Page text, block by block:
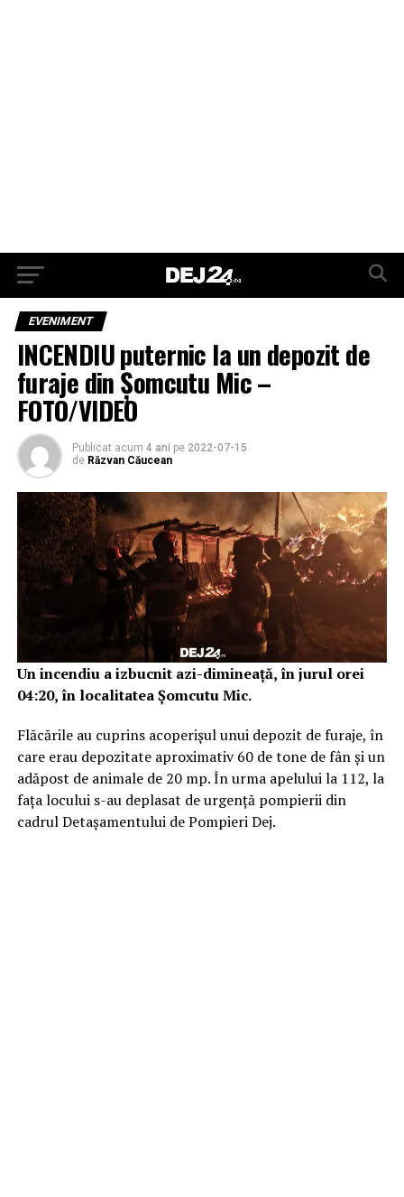
EVENIMENT
INCENDIU puternic la un depozit de
furaje din Șomcutu Mic –
FOTO/VIDEO
Publicat acum 4 ani pe 2022-07-15
de Răzvan Căucean
Un incendiu a izbucnit azi-dimineață, în jurul orei
04:20, în localitatea Șomcutu Mic.
Flăcările au cuprins acoperișul unui depozit de furaje, în
care erau depozitate aproximativ 60 de tone de fân și un
adăpost de animale de 20 mp. În urma apelului la 112, la
fața locului s-au deplasat de urgență pompierii din
cadrul Detașamentului de Pompieri Dej.